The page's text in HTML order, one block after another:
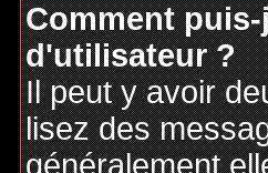
Comment
d'utilisateur ?
Il peut y avoir
lisez des
généralement